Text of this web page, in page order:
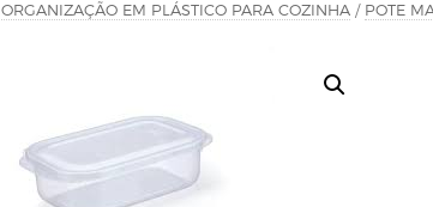
ORGANIZAÇÃO EM PLÁSTICO PARA COZINHA / POTE